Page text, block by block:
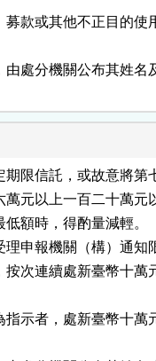
款或其他不正目的使
處分機關公布其姓名
限信託，或故意將第
元以上一百二十萬元
額時，得酌量減輕。
申報機關（構）通知
次連續處新臺幣十萬
示者，處新臺幣十萬